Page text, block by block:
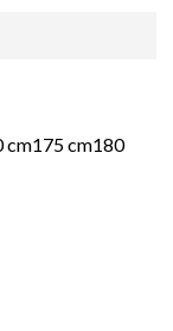
cm175 cm180